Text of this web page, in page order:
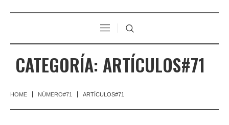
CATEGORÍA: ARTÍCULOS#71
HOME NÚMERO#71 ARTÍCULOS#71